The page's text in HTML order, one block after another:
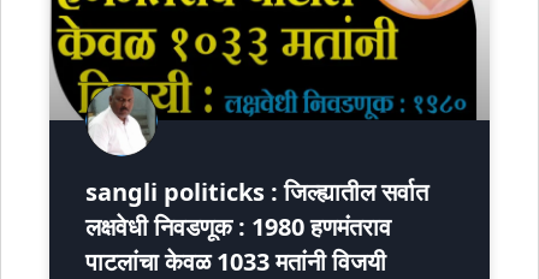
sangli politicks : जिल्ह्यातील सर्वात
लक्षवेधी निवडणूक : 1980 हणमंतराव
पाटलांचा केवळ 1033 मतांनी विजयी